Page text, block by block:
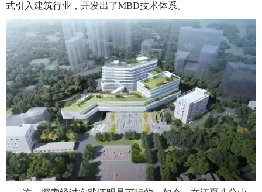
式引入建筑行业，开发出了MBD技术体系。